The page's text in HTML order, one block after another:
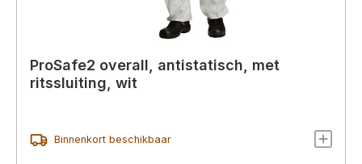
ProSafe2 overall, antistatisch, met
ritssluiting, wit
Binnenkort beschikbaar